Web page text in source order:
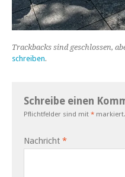
Trackbacks sind geschlossen,
schreiben.
Schreibe einen
Pflichtfelder sind mit * markiert.
Nachricht *